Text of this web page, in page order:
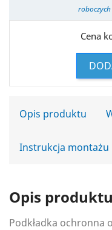
roboczych
Cena
Opis produktu
Instrukcja montażu
Opis produktu
Podkładka ochronna